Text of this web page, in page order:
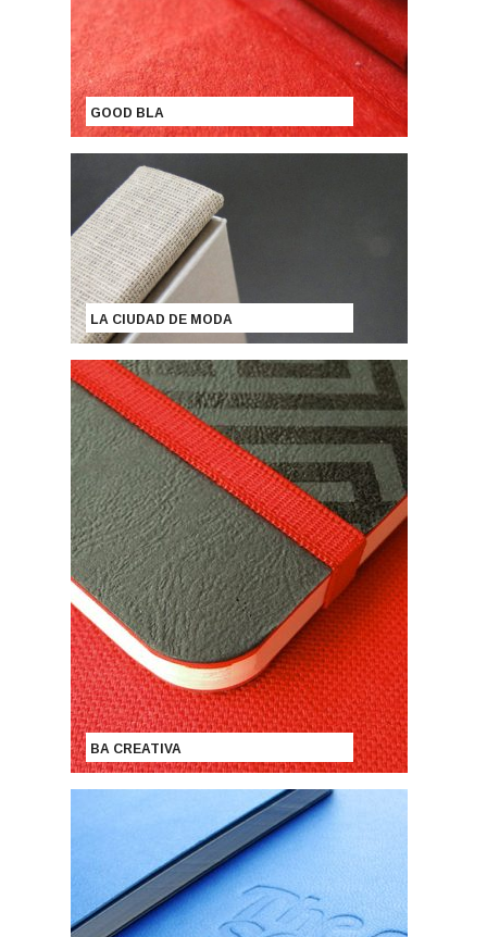
GOOD BLA
LA CIUDAD DE MODA
BA CREATIVA